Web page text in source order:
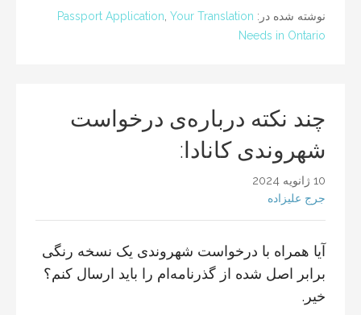
نوشته شده در: Passport Application Your Translation
Needs in Ontario
چند نکته درباره‌ی درخواست
شهروندی کانادا:
10 ژانویه 2024
جرج علیزاده
آیا همراه با درخواست شهروندی یک نسخه رنگی
برابر اصل شده از گذرنامه‌ام را باید ارسال کنم؟
خیر.